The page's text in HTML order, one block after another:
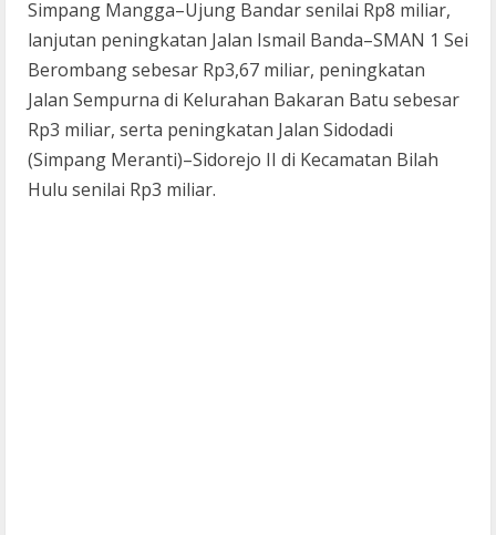
Simpang Mangga–Ujung Bandar senilai Rp8 miliar,
lanjutan peningkatan Jalan Ismail Banda–SMAN 1 Sei
Berombang sebesar Rp3,67 miliar, peningkatan
Jalan Sempurna di Kelurahan Bakaran Batu sebesar
Rp3 miliar, serta peningkatan Jalan Sidodadi
(Simpang Meranti)–Sidorejo II di Kecamatan Bilah
Hulu senilai Rp3 miliar.